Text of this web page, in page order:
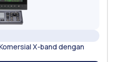
X-band dengan